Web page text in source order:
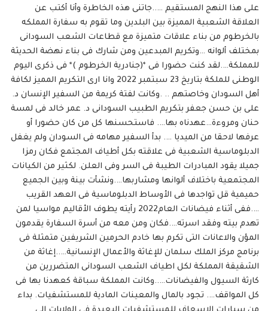
على هذا النهج المستقيم …..جاتنى هذه الخاطرة وأنا أكتب عن
العلاقة الشعبية المميزة بين البلدين وما تقوم به سفارة المملكه
بالخرطوم من بناء علاقات متميزة مع قطاعات الشعب السودانى
بمختلف ألوانه …وتكريم المبدعين ومن شارك فى بناء نهضة الحديثة
للمملكة….لقد كنت حضورا فى *(جنادرية الخرطوم )* فى ذكرى اليوم
الوطنى للملكة بتاريخ 23 سبتمبر 2022 وانا ارى التكريم المميز لكافة
أهل السودان وخاصتهم .. .وكانت لفتة كريمة من السفير الإنسان د.
على بن حسن جعفر بتكريم الطبيب السودانى د. عمر خالد فى لمسة
حنان ومروءة…عهدناه بها…. فاستحسنها كل من كان حضورا أو
عرفها لاحقا من الميديا …. بدأ السفير مهامه فى السودان ولم يغفل
الدبلوماسية الشعبية فى علاقته بكل أطياف المجتمع فكان رمزا
جميلا يقود المبادرات الطيبة فى السر وفى العلن. لكثير من الكيانات
المجتمعية باختلاف ألوانها ومشاربها….ونشأت بينة وبين الجميع
حميمية قل تواجدها فى الأوساط الدبلوماسية فى العهد القريب
….ففى أثناء فيضانات العام2022 رأيته يطوف الأقاليم مواسيا لمن
تهدم بيته وفقد اسرته….فكان ومن معه من أسرة السفارة يقدمون
المؤن والاعانات التى تكرم بها خادم الحرمين الشريفين متمثلة فى
برنامج مركز الملك سلمان للإغاثة والأعمال الإنسانية…..إغاثة من
الشقيقة المملكة لكل اطياف الشعب السودانى المتضررين من
كارثة السيول والفيضانات…..وكانت المملكة سباقة كعهدنا بها فى
كل المواقف…. تجود بالمال والمعينات المادية للمستشفيات. بداء